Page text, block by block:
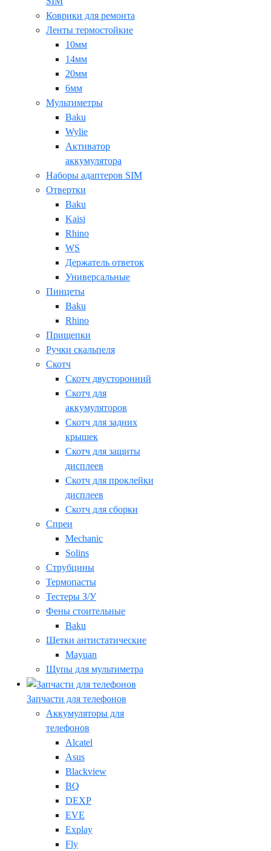
Коврики для ремонта
Ленты термостойкие
10мм
14мм
20мм
6мм
Мультиметры
Baku
Wylie
Активатор
аккумулятора
Наборы адаптеров SIM
Отвертки
Baku
Kaisi
Rhino
WS
Держатель ответок
Универсальные
Пинцеты
Baku
Rhino
Прищепки
Ручки скальпеля
Скотч
Скотч двусторонний
Скотч для
аккумуляторов
Скотч для задних
крышек
Скотч для защиты
дисплеев
Скотч для проклейки
дисплеев
Скотч для сборки
Спреи
Mechanic
Solins
Струбцины
Термопасты
Тестеры З/У
Фены стоительные
Baku
Щетки антистатические
Mayuan
Щупы для мультиметра
Запчасти для телефонов
Аккумуляторы для
телефонов
Alcatel
Asus
Blackview
BQ
DEXP
EVE
Explay
Fly